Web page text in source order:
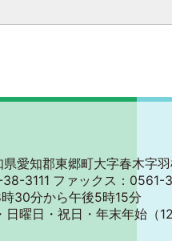
愛知郡東郷町大字春木字
3111 ファックス：0561-
30分から午後5時15分
日曜日・祝日・年末年始 （